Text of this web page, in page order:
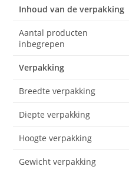
Inhoud van de verpakking
Aantal producten
inbegrepen
Verpakking
Breedte verpakking
Diepte verpakking
Hoogte verpakking
Gewicht verpakking